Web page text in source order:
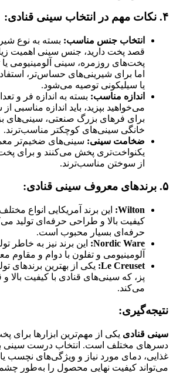
۴. نکات مهم در انتخاب سینی قنادی:
انتخاب جنس مناسب: بسته به نوع
قصد پخت دارید، جنس سینی اهمیت
پخت‌های روزمره، سینی آلومینیومی
اما برای شیرینی‌های حساس‌تر،
یا سیلیکونی توصیه می‌شود.
اندازه مناسب: بسته به اندازه فر و
می‌خواهید بپزید، باید اندازه مناسبی
برای فرهای بزرگ صنعتی، سینی‌های
خانگی سینی‌های کوچکتر مناسب‌ترند.
ضخامت سینی: سینی‌های ضخیم‌تر
یکنواخت‌تری پخش می‌کنند و برای
از سوختن مناسب‌ترند.
۵. برندهای معروف سینی قنادی:
Wilton:
این برند آمریکایی انواع
کیفیت بالا و طراحی حرفه‌ای تولید
حرفه‌ای بسیار محبوب است.
Nordic Ware:
این برند نیز به خاطر
آلومینیومی و تفلون با دوام و
Le Creuset: یکی از بهترین برندهای
پز، که سینی‌های قنادی با کیفیت بالا
می‌کند.
نتیجه‌گیری:
سینی قنادی یکی از مهم‌ترین ابزارها برای
دسرهای مختلف است. انتخاب درست سینی
غذایی، دمای مورد نیاز و ویژگی‌های نچسب
می‌تواند کیفیت نهایی محصول را به‌طور